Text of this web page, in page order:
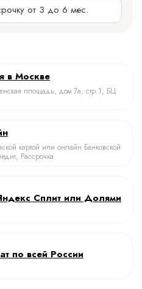
от 3 до 6 мес.
в Москве
площадь, дом 7а, стр.1, БЦ
картой или онлайн Банковской
Рассрочка
Сплит или Долями
по всей России